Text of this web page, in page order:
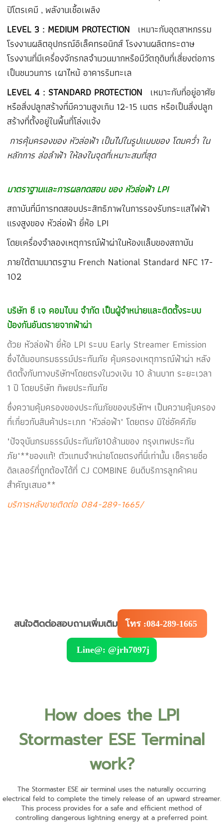
ปิโตรเคมี , พลังานเชื้อเพลิง
LEVEL 3 : MEDIUM PROTECTION เหมาะกับอุตสาหกรรม
โรงงานผลิตอุปกรณ์อิเล็คทรอนิกส์ โรงงานผลิตกระดาษ
โรงงานที่มีเครื่องจักรกลจำนวนมากหรือมีวัตถุดิบที่เสี่ยงต่อการ
เป็นชนวนการ เผาไหม้ อาคารริมทะเล
LEVEL 4 : STANDARD PROTECTION เหมาะกับที่อยู่อาศัย
หรือสิ่งปลูกสร้างที่มีความสูงเกิน 12-15 เมตร หรือเป็นสิ่งปลูก
สร้างที่ตั้งอยู่ในพื้นที่โล่งแจ้ง
การคุ้มครองของ หัวล่อฟ้า เป็นไปในรูปแบบของ โดมคว่ำ ใน
หลักการ ล่อลำฟ้า ให้ลงในจุดที่เหมาะสมที่สุด
มาตราฐานและการผลทดสอบ ของ หัวล่อฟ้า LPI
สถาบันที่มีการทดสอบประสิทธิภาพในการรองรับกระแสไฟฟ้า
แรงสูงของ หัวล่อฟ้า ยี่ห้อ LPI
โดยเครื่องจำลองเหตุการณ์ฟ้าผ่าในห้องแล็บของสถาบัน
ภายใต้ตามมาตรฐาน French National Standard NFC 17-
102
บริษัท ซี เจ คอมไบน จำกัด เป็นผู้จำหน่ายและติดตั้งระบบ
ป้องกันอันตรายจากฟ้าผ่า
ด้วย หัวล่อฟ้า ยี่ห้อ LPI ระบบ Early Streamer Emission
ซึ่งได้มอบกรมธรรม์ประกันภัย คุ้มครองเหตุการณ์ฟ้าผ่า หลัง
ติดตั้งกับทางบริษัทฯโดยตรงในวงเงิน 10 ล้านบาท ระยะเวลา
1 ปี โดยบริษัท ทิพยประกันภัย
ซึ่งความคุ้มครองของประกันภัยของบริษัทฯ เป็นความคุ้มครอง
ที่เกี่ยวกับสินค้าประเภท "หัวล่อฟ้า" โดยตรง มิใช่อัคคีภัย
"ปัจจุบันกรมธรรม์ประกันภัย10ล้านของ กรุงเทพประกัน
ภัย"**ของแท้! ตัวแทนจำหน่ายโดยตรงที่นี่เท่านั้น เช็ครายชื่อ
ดิลเลอร์ที่ถูกต้องได้ที่ CJ COMBINE ยินดีบริการลูกค้าคน
สำคัญเสมอ**
บริการหลังขายติดต่อ 084-289-1665/
สนใจติดต่อสอบถามเพิ่มเติม โทร :084-289-1665
Line@: @jrh7097j
How does the LPI
Stormaster ESE Terminal
work?
The Stormaster ESE air terminal uses the naturally occurring
electrical feld to complete the timely release of an upward streamer.
This process provides for a safe and efficient method of
controlling dangerous lightning energy at a preferred point.